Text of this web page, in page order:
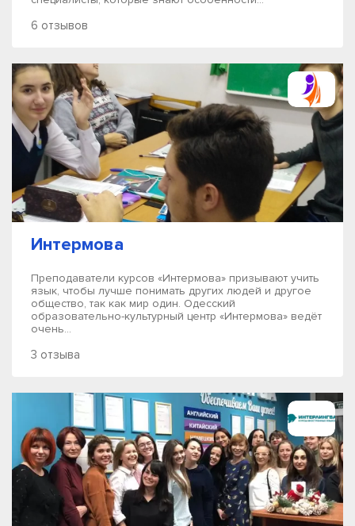
6 отзывов
Интермова
Преподаватели курсов «Интермова» призывают учить
язык, чтобы лучше понимать других людей и другое
общество, так как мир один. Одесский
образовательно-культурный центр «Интермова» ведёт
очень...
3 отзыва